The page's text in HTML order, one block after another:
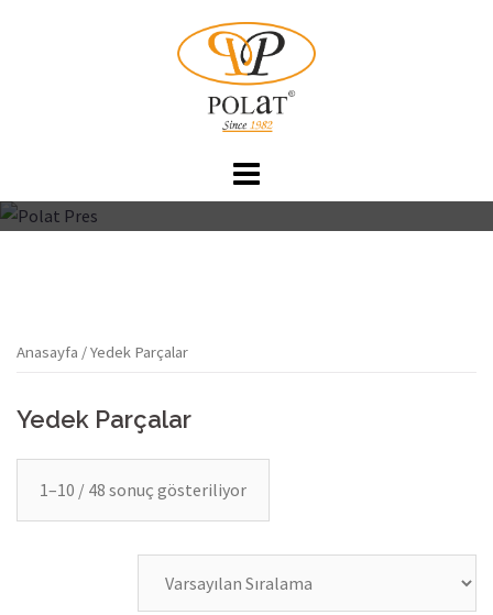
Anasayfa / Yedek Parçalar
Yedek Parçalar
1–10 / 48 sonuç gösteriliyor